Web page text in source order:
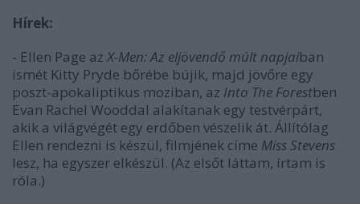
Hírek:
- Ellen Page azX-Men: Az eljövendő múlt napjaiban
ismét Kitty Pryde bőrébe bújik, majd jövőre egy
poszt-apokaliptikus moziban, az Into The Forestben
Evan Rachel Wooddal alakítanak egy testvérpárt,
akik a világvégét egy erdőben vészelik át. Állítólag
Ellen rendezni is készül, filmjének címe Miss Stevens
lesz, ha egyszer elkészül. (Az elsőt láttam, írtam is
róla.)